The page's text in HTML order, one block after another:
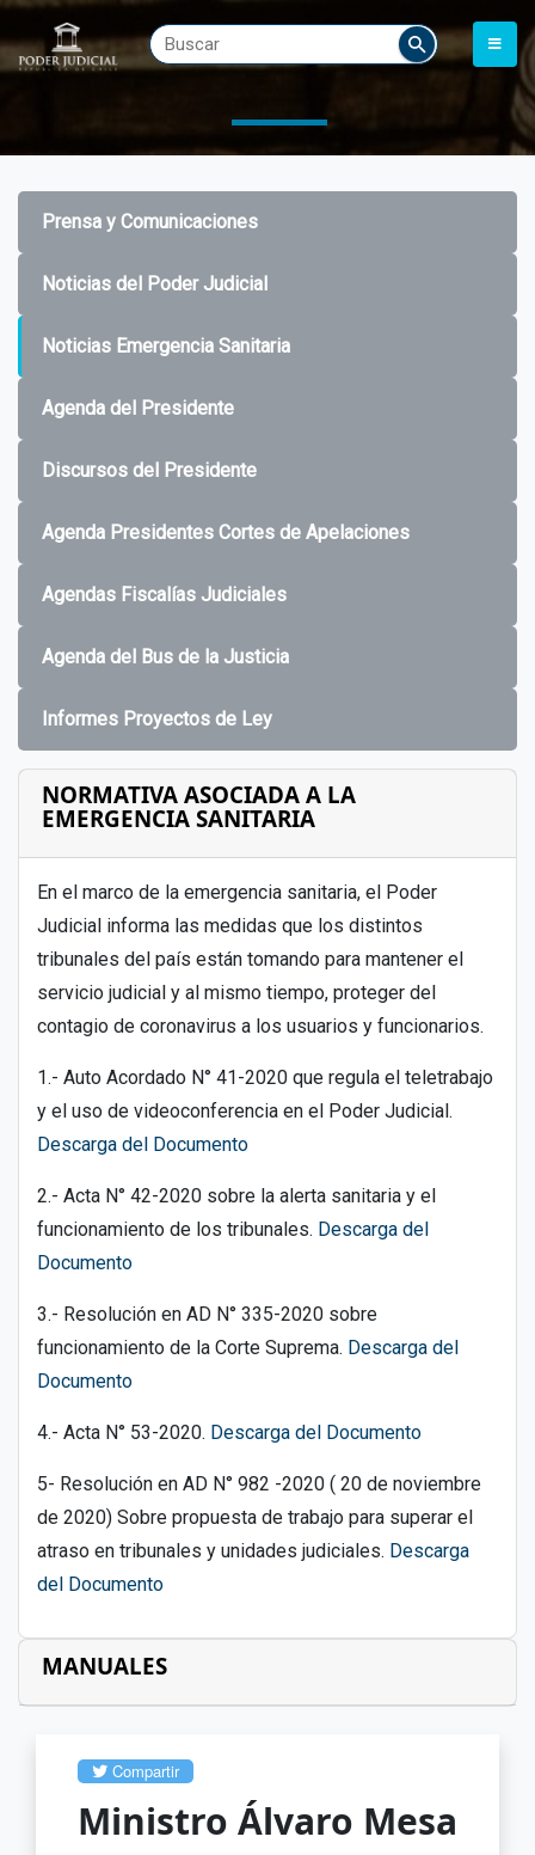
Prensa y Comunicaciones
Noticias del Poder Judicial
Noticias Emergencia Sanitaria
Agenda del Presidente
Discursos del Presidente
Agenda Presidentes Cortes de Apelaciones
Agendas Fiscalías Judiciales
Agenda del Bus de la Justicia
Informes Proyectos de Ley
NORMATIVA ASOCIADA A LA
EMERGENCIA SANITARIA
En el marco de la emergencia sanitaria, el Poder
Judicial informa las medidas que los distintos
tribunales del país están tomando para mantener el
servicio judicial y al mismo tiempo, proteger del
contagio de coronavirus a los usuarios y funcionarios.
1.- Auto Acordado N° 41-2020 que regula el teletrabajo
y el uso de videoconferencia en el Poder Judicial.
Descarga del Documento
2.- Acta N° 42-2020 sobre la alerta sanitaria y el
funcionamiento de los tribunales. Descarga del
Documento
3.- Resolución en AD N° 335-2020 sobre
funcionamiento de la Corte Suprema. Descarga del
Documento
4.- Acta N° 53-2020. Descarga del Documento
5- Resolución en AD N° 982 -2020 ( 20 de noviembre
de 2020) Sobre propuesta de trabajo para superar el
atraso en tribunales y unidades judiciales. Descarga
del Documento
MANUALES
Compartir
Ministro Álvaro Mesa